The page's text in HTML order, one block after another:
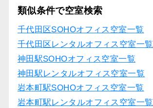
類似条件で空室検索
千代田区SOHOオフィス空室一覧
千代田区レンタルオフィス空室一覧
神田駅SOHOオフィス空室一覧
神田駅レンタルオフィス空室一覧
岩本町駅SOHOオフィス空室一覧
岩本町駅レンタルオフィス空室一覧